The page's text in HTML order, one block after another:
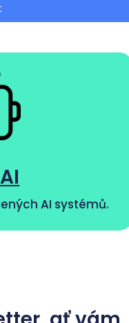
AI systémů.